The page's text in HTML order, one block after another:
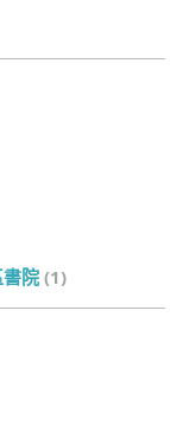
院 (1)